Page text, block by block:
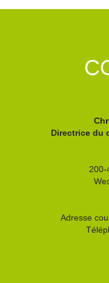
Directrice du
200-
Adresse